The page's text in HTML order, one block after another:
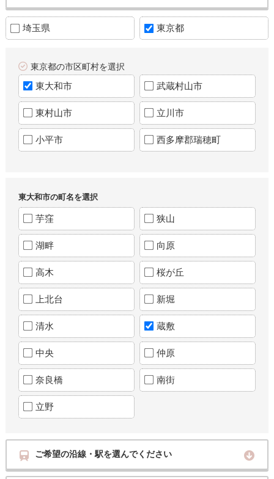
埼玉県 東京都
東京都の市区町村を選択
東大和市 武蔵村山市
東村山市 立川市
小平市 西多摩郡瑞穂町
東大和市の町名を選択
芋窪 狭山
湖畔 向原
高木 桜が丘
上北台 新堀
清水 蔵敷
中央 仲原
奈良橋 南街
立野
ご希望の沿線・駅を選んでください